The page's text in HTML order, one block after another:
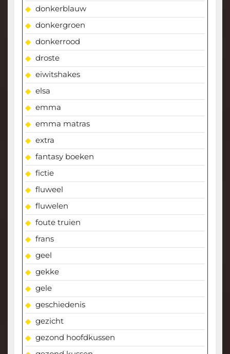
donkerblauw
donkergroen
donkerrood
droste
eiwitshakes
elsa
emma
emma matras
extra
fantasy boeken
fictie
fluweel
fluwelen
foute truien
frans
geel
gekke
gele
geschiedenis
gezicht
gezond hoofdkussen